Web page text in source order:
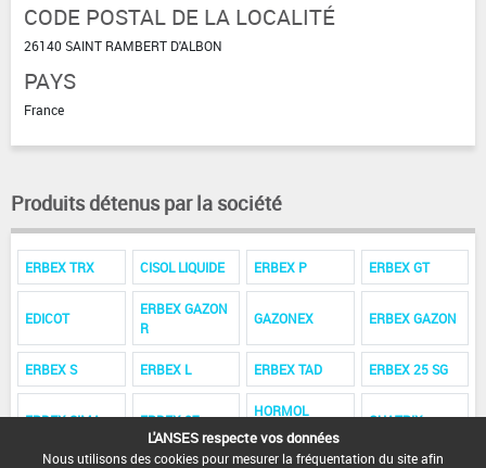
CODE POSTAL DE LA LOCALITÉ
26140 SAINT RAMBERT D'ALBON
PAYS
France
Produits détenus par la société
ERBEX TRX CISOL LIQUIDE ERBEX P ERBEX GT
EDICOT
ERBEX GAZON
R
GAZONEX ERBEX GAZON
ERBEX S ERBEX L ERBEX TAD ERBEX 25 SG
ERBEX SIMA ERBEX 87
HORMOL
QUATRIX
L'ANSES respecte vos données
Nous utilisons des cookies pour mesurer la fréquentation du site afin